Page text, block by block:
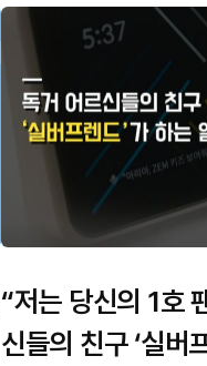
“저는 당신의 1호
신들의 친구 ‘실버